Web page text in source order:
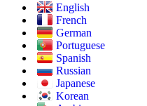
English
French
German
Portuguese
Spanish
Russian
Japanese
Korean